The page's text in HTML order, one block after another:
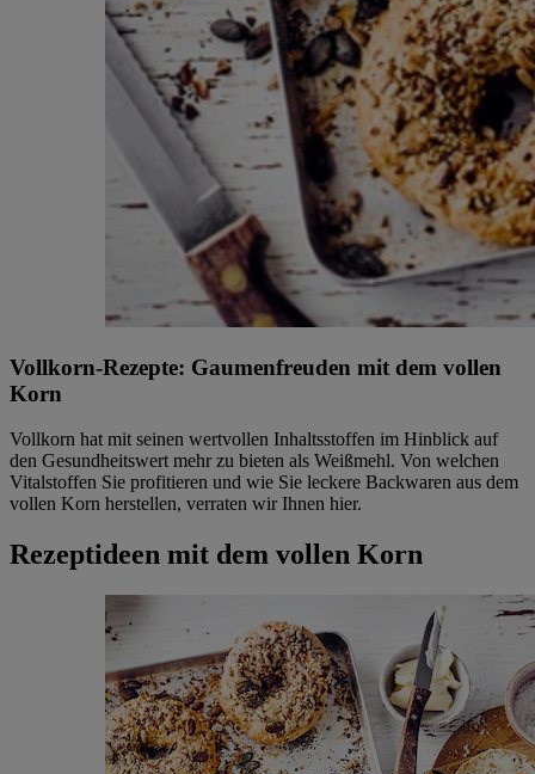
Vollkorn-Rezepte: Gaumenfreuden mit dem vollen
Korn
Vollkorn hat mit seinen wertvollen Inhaltsstoffen im Hinblick auf
den Gesundheitswert mehr zu bieten als Weißmehl. Von welchen
Vitalstoffen Sie profitieren und wie Sie leckere Backwaren aus dem
vollen Korn herstellen, verraten wir Ihnen hier.
Rezeptideen mit dem vollen Korn